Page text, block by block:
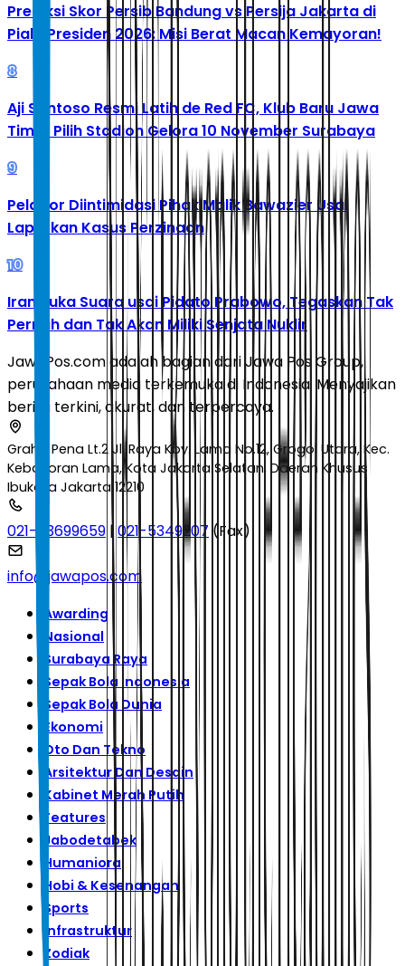
Prediksi Skor Persib Bandung vs Persija Jakarta di
Piala Presiden 2026: Misi Berat Macan Kemayoran!
8
Aji Santoso Resmi Latih de Red FC, Klub Baru Jawa
Timur Pilih Stadion Gelora 10 November Surabaya
9
Pelapor Diintimidasi Pihak Malik Bawazier Usai
Laporkan Kasus Perzinaan
10
Iran Buka Suara usai Pidato Prabowo, Tegaskan Tak
Pernah dan Tak Akan Miliki Senjata Nuklir
JawaPos.com adalah bagian dari Jawa Pos Group,
perusahaan media terkemuka di Indonesia. Menyajikan
berita terkini, akurat, dan terpercaya.
Graha Pena Lt.2 Jl. Raya Kby. Lama No.12, Grogol Utara, Kec.
Kebayoran Lama, Kota Jakarta Selatan, Daerah Khusus
Ibukota Jakarta 12210
021-53699659 | 021-5349207 (Fax)
info@jawapos.com
Awarding
Nasional
Surabaya Raya
Sepak Bola Indonesia
Sepak Bola Dunia
Ekonomi
Oto Dan Tekno
Arsitektur Dan Desain
Kabinet Merah Putih
Features
Jabodetabek
Humaniora
Hobi & Kesenangan
Sports
Infrastruktur
Zodiak